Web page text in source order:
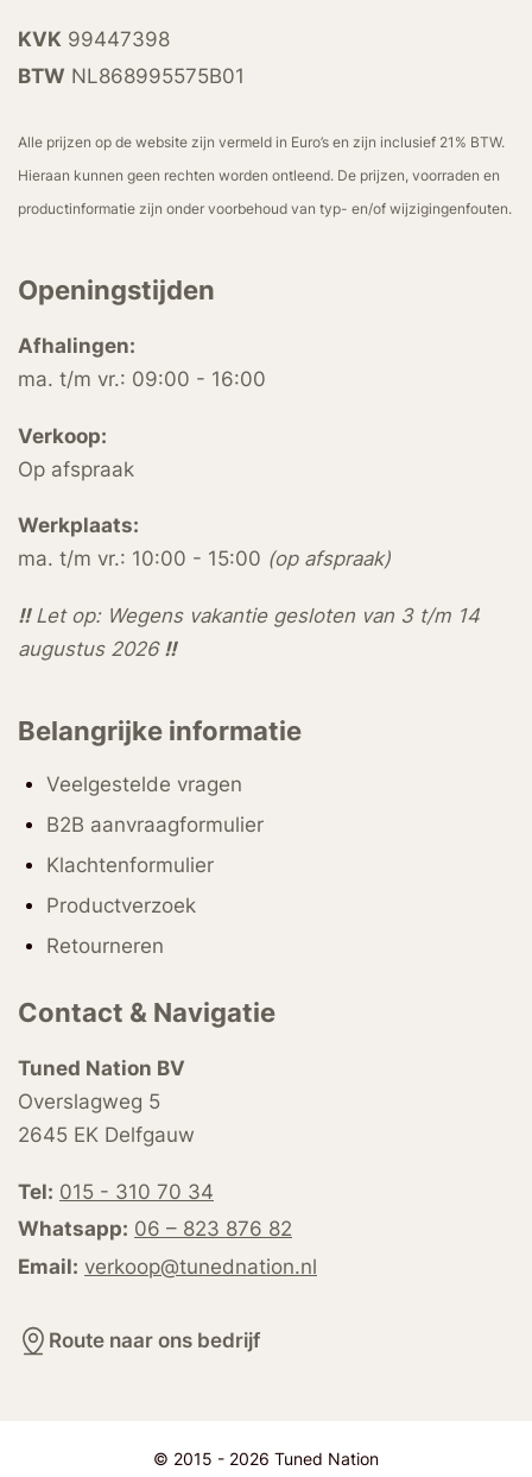
KVK 99447398
BTW NL868995575B01
Alle prijzen op de website zijn vermeld in Euro’s en zijn inclusief 21% BTW.
Hieraan kunnen geen rechten worden ontleend. De prijzen, voorraden en
productinformatie zijn onder voorbehoud van typ- en/of wijzigingenfouten.
Openingstijden
Afhalingen:
ma. t/m vr.: 09:00 - 16:00
Verkoop:
Op afspraak
Werkplaats:
ma. t/m vr.: 10:00 - 15:00 (op afspraak)
!!Let op: Wegens vakantie gesloten van 3 t/m 14
augustus 2026 !!
Belangrijke informatie
Veelgestelde vragen
B2B aanvraagformulier
Klachtenformulier
Productverzoek
Retourneren
Contact & Navigatie
Tuned Nation BV
Overslagweg 5
2645 EK Delfgauw
Tel: 015 - 310 70 34
Whatsapp: 06 – 823 876 82
Email: verkoop@tunednation.nl
Route naar ons bedrijf
© 2015 - 2026 Tuned Nation